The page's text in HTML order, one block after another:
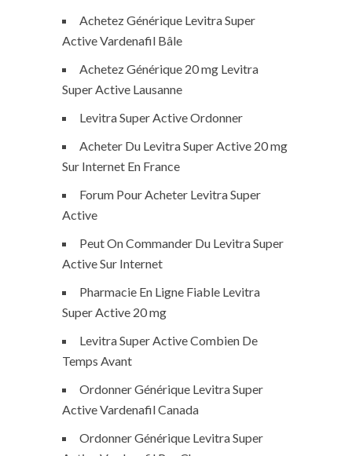
Achetez Générique Levitra Super
Active Vardenafil Bâle
Achetez Générique 20 mg Levitra
Super Active Lausanne
Levitra Super Active Ordonner
Acheter Du Levitra Super Active 20 mg
Sur Internet En France
Forum Pour Acheter Levitra Super
Active
Peut On Commander Du Levitra Super
Active Sur Internet
Pharmacie En Ligne Fiable Levitra
Super Active 20 mg
Levitra Super Active Combien De
Temps Avant
Ordonner Générique Levitra Super
Active Vardenafil Canada
Ordonner Générique Levitra Super